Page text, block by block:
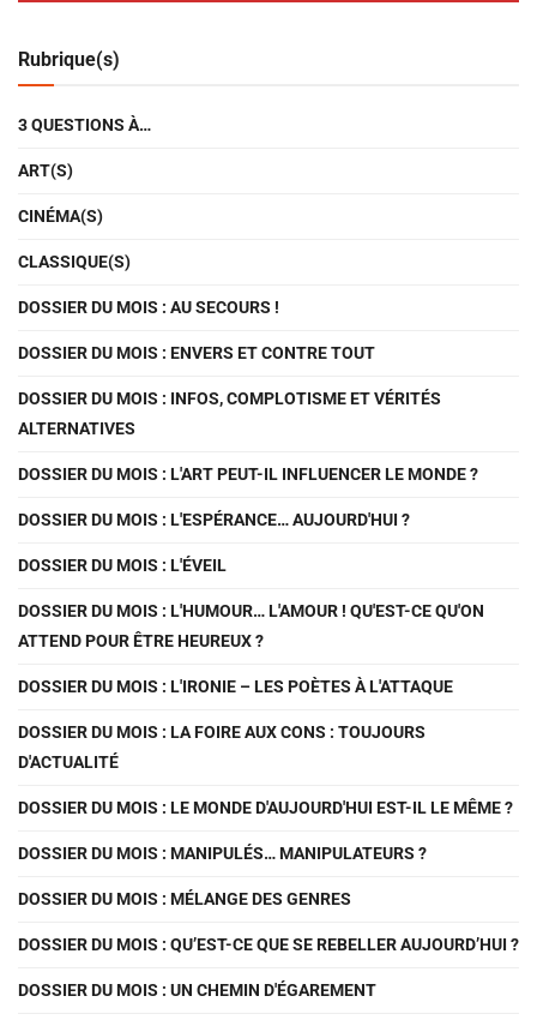
Rubrique(s)
3 QUESTIONS À…
ART(S)
CINÉMA(S)
CLASSIQUE(S)
DOSSIER DU MOIS : AU SECOURS !
DOSSIER DU MOIS : ENVERS ET CONTRE TOUT
DOSSIER DU MOIS : INFOS, COMPLOTISME ET VÉRITÉS
ALTERNATIVES
DOSSIER DU MOIS : L'ART PEUT-IL INFLUENCER LE MONDE ?
DOSSIER DU MOIS : L'ESPÉRANCE… AUJOURD'HUI ?
DOSSIER DU MOIS : L'ÉVEIL
DOSSIER DU MOIS : L'HUMOUR… L'AMOUR ! QU'EST-CE QU'ON
ATTEND POUR ÊTRE HEUREUX ?
DOSSIER DU MOIS : L'IRONIE – LES POÈTES À L'ATTAQUE
DOSSIER DU MOIS : LA FOIRE AUX CONS : TOUJOURS
D'ACTUALITÉ
DOSSIER DU MOIS : LE MONDE D'AUJOURD'HUI EST-IL LE MÊME ?
DOSSIER DU MOIS : MANIPULÉS… MANIPULATEURS ?
DOSSIER DU MOIS : MÉLANGE DES GENRES
DOSSIER DU MOIS : QU’EST-CE QUE SE REBELLER AUJOURD’HUI ?
DOSSIER DU MOIS : UN CHEMIN D'ÉGAREMENT